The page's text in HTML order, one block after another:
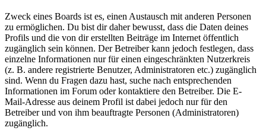
Zweck eines Boards ist es, einen Austausch mit anderen Personen
zu ermöglichen. Du bist dir daher bewusst, dass die Daten deines
Profils und die von dir erstellten Beiträge im Internet öffentlich
zugänglich sein können. Der Betreiber kann jedoch festlegen, dass
einzelne Informationen nur für einen eingeschränkten Nutzerkreis
(z. B. andere registrierte Benutzer, Administratoren etc.) zugänglich
sind. Wenn du Fragen dazu hast, suche nach entsprechenden
Informationen im Forum oder kontaktiere den Betreiber. Die E-
Mail-Adresse aus deinem Profil ist dabei jedoch nur für den
Betreiber und von ihm beauftragte Personen (Administratoren)
zugänglich.